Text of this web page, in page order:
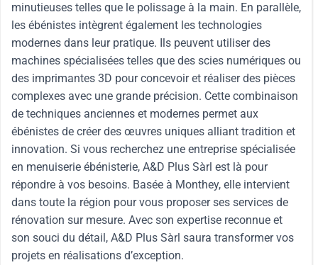
minutieuses telles que le polissage à la main. En parallèle,
les ébénistes intègrent également les technologies
modernes dans leur pratique. Ils peuvent utiliser des
machines spécialisées telles que des scies numériques ou
des imprimantes 3D pour concevoir et réaliser des pièces
complexes avec une grande précision. Cette combinaison
de techniques anciennes et modernes permet aux
ébénistes de créer des œuvres uniques alliant tradition et
innovation. Si vous recherchez une entreprise spécialisée
en menuiserie ébénisterie, A&D Plus Sàrl est là pour
répondre à vos besoins. Basée à Monthey, elle intervient
dans toute la région pour vous proposer ses services de
rénovation sur mesure. Avec son expertise reconnue et
son souci du détail, A&D Plus Sàrl saura transformer vos
projets en réalisations d’exception.